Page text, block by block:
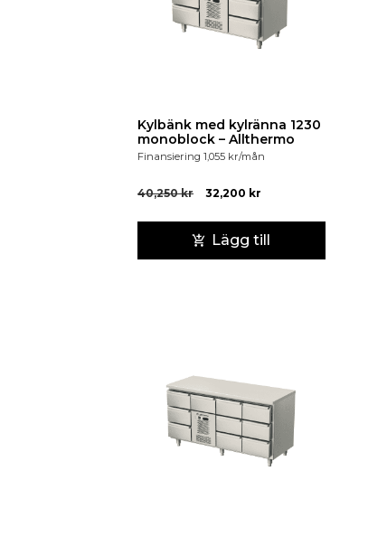
Kylbänk med kylränna 1230
monoblock – Allthermo
Finansiering 1,055 kr/mån
40,250kr 32,200 kr
Lägg till